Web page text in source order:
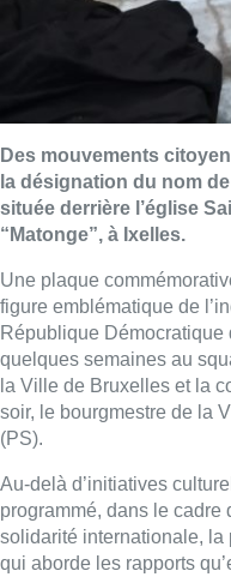
Des mouvements
la désignation du nom
située derrière l’église
“Matonge”, à Ixelles.
Une plaque
figure emblématique de
République Démocratique
quelques semaines au
la Ville de Bruxelles et la
soir, le bourgmestre de la
(PS).
Au-delà d’initiatives
programmé, dans le
solidarité internationale, la
qui aborde les rapports